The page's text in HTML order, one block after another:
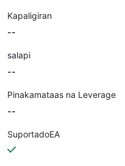
Kapaligiran
--
salapi
--
Pinakamataas na Leverage
--
SuportadoEA